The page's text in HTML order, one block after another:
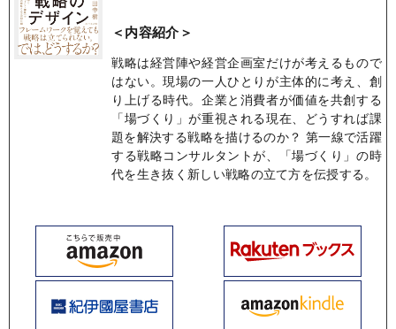
＜内容紹介＞
戦略は経営陣や経営企画室だけが考えるもので
はない。現場の一人ひとりが主体的に考え、創
り上げる時代。企業と消費者が価値を共創する
「場づくり」が重視される現在、どうすれば課
題を解決する戦略を描けるのか？ 第一線で活躍
する戦略コンサルタントが、「場づくり」の時
代を生き抜く新しい戦略の立て方を伝授する。